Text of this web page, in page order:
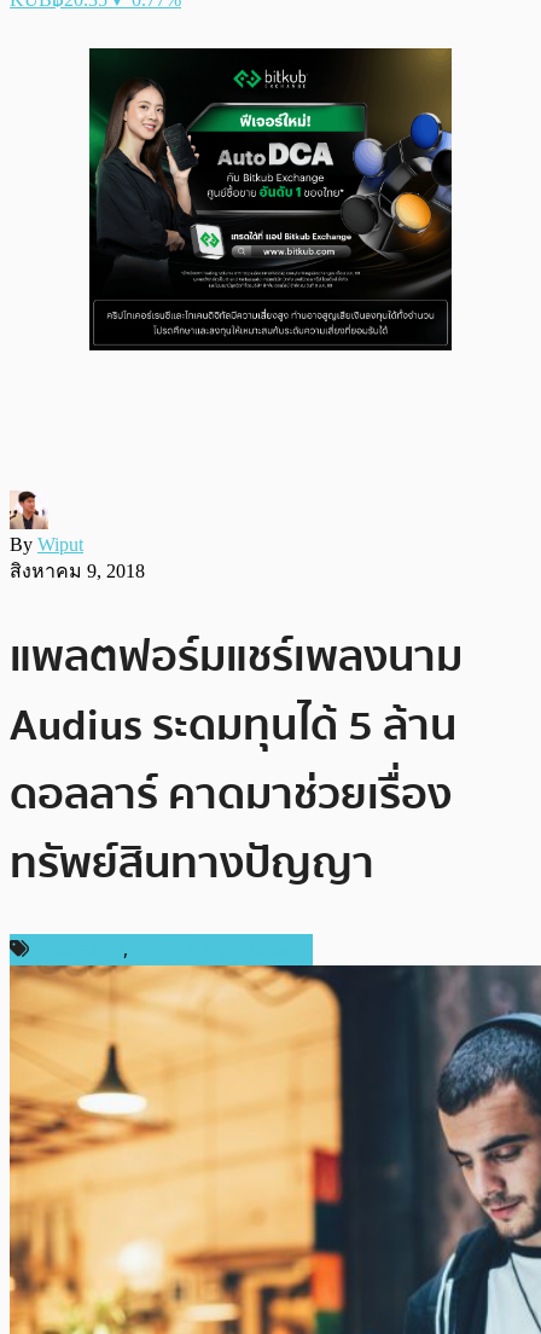
By Wiput
สิงหาคม 9, 2018
แพลตฟอร์มแชร์เพลงนาม
Audius ระดมทุนได้ 5 ล้าน
ดอลลาร์ คาดมาช่วยเรื่อง
ทรัพย์สินทางปัญญา
,